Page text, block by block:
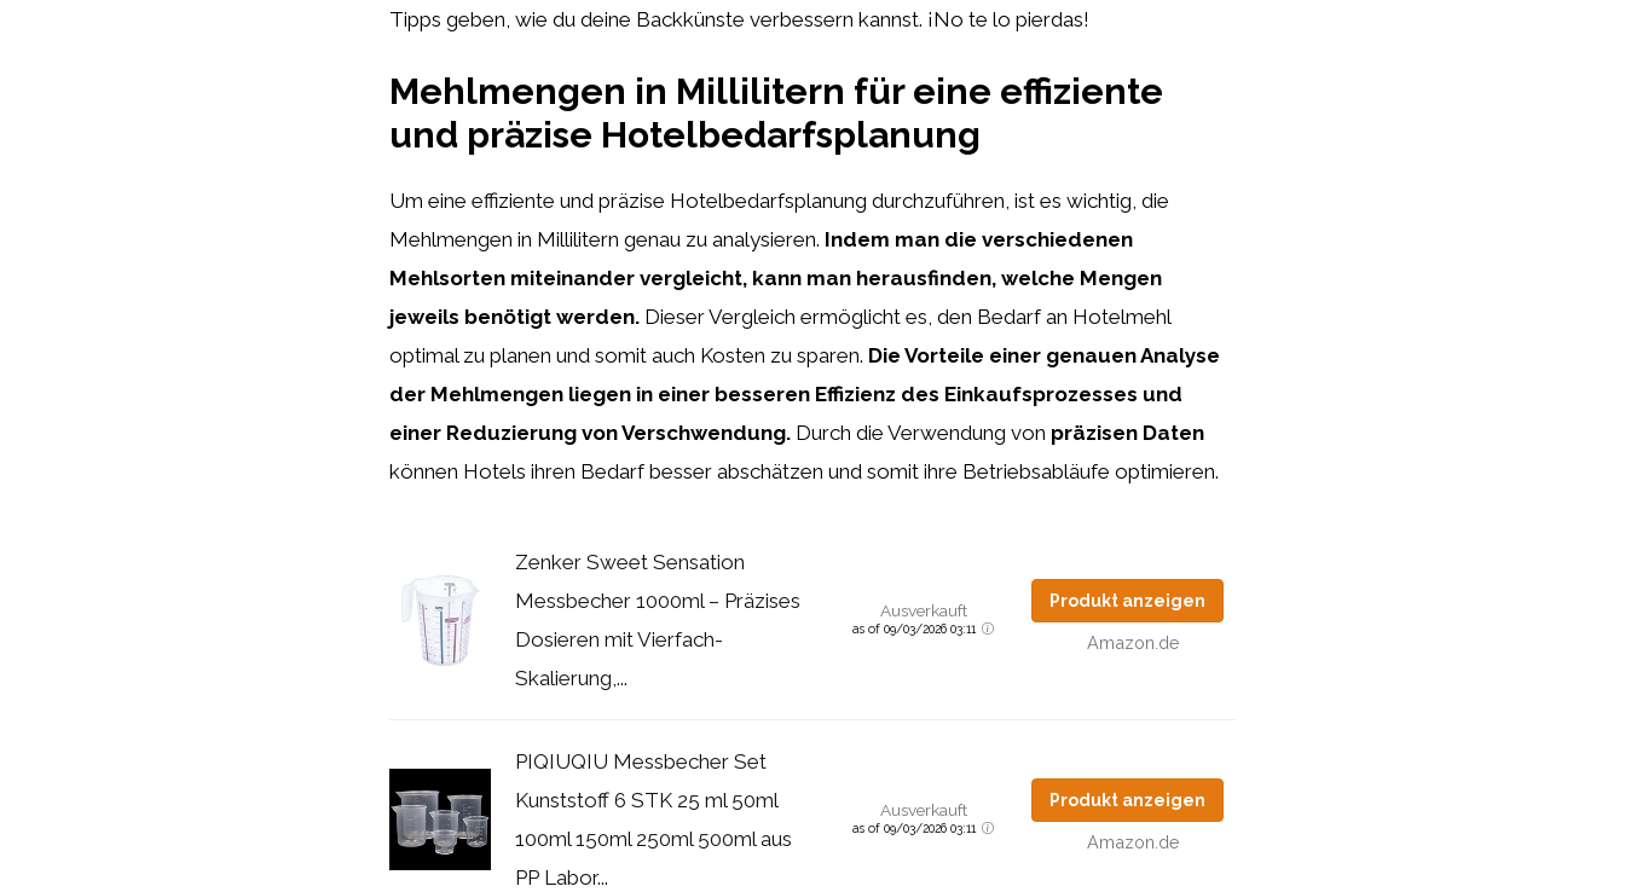
Tipps geben, wie du deine Backkünste verbessern kannst. ¡No te lo pierdas!
Mehlmengen in Millilitern für eine effiziente
und präzise Hotelbedarfsplanung
Um eine effiziente und präzise Hotelbedarfsplanung durchzuführen, ist es wichtig, die
Mehlmengen in Millilitern genau zu analysieren. Indem man die verschiedenen
Mehlsorten miteinander vergleicht, kann man herausfinden, welche Mengen
jeweils benötigt werden. Dieser Vergleich ermöglicht es, den Bedarf an Hotelmehl
optimal zu planen und somit auch Kosten zu sparen. Die Vorteile einer genauen Analyse
der Mehlmengen liegen in einer besseren Effizienz des Einkaufsprozesses und
einer Reduzierung von Verschwendung. Durch die Verwendung von präzisen Daten
können Hotels ihren Bedarf besser abschätzen und somit ihre Betriebsabläufe optimieren.
Zenker Sweet Sensation
Messbecher 1000ml – Präzises
Dosieren mit Vierfach-
Skalierung,...
Ausverkauft
as of 09/03/2026 03:11
Produkt anzeigen
Amazon.de
PIQIUQIU Messbecher Set
Kunststoff 6 STK 25 ml 50ml
100ml 150ml 250ml 500ml aus
PP Labor...
Ausverkauft
as of 09/03/2026 03:11
Produkt anzeigen
Amazon.de